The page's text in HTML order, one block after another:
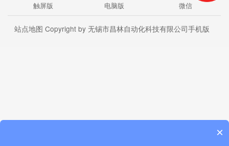
触屏版 电脑版 微信
站点地图 Copyright by 无锡市昌林自动化科技有限公司手机版
×